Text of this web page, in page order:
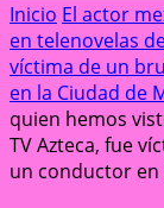
Inicio El actor
en telenovelas
víctima de un
en la Ciudad de
quien hemos
TV Azteca, fue
un conductor en